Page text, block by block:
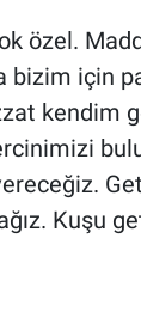
özel.
bizim için
kendim
Kuşu